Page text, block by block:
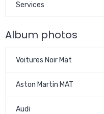
Services
Album photos
Voitures Noir Mat
Aston Martin MAT
Audi